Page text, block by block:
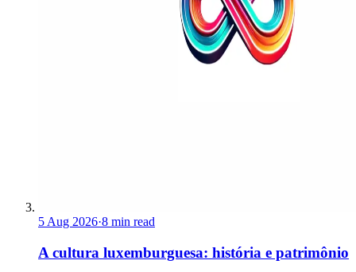
5 Aug 2026·8 min read
A cultura luxemburguesa: história e patrimônio